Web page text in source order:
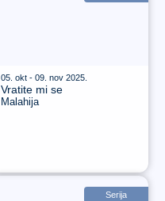
05. okt - 09. nov 2025.
Vratite mi se
Malahija
Serija